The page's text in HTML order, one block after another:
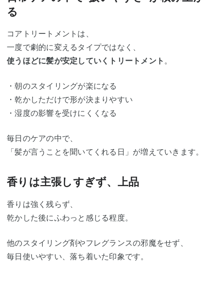
る
コアトリートメントは、
一度で劇的に変えるタイプではなく、
使うほどに髪が安定していくトリートメント 。
・朝のスタイリングが楽になる
・乾かしただけで形が決まりやすい
・湿度の影響を受けにくくなる
毎日のケアの中で、
「髪が言うことを聞いてくれる日」が増えていきます。
香りは主張しすぎず、上品
香りは強く残らず、
乾かした後にふわっと感じる程度。
他のスタイリング剤やフレグランスの邪魔をせず、
毎日使いやすい、落ち着いた印象です。